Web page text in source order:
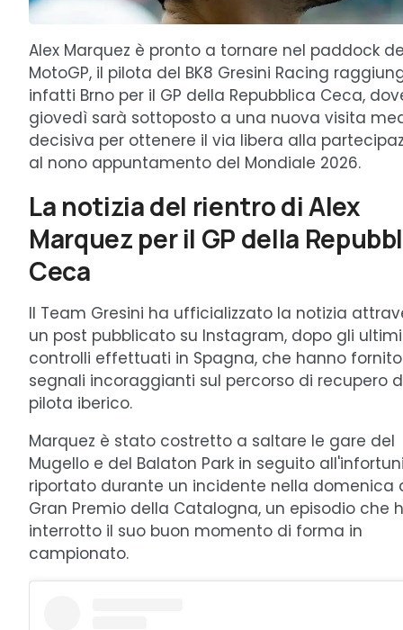
Alex Marquez è pronto a tornare nel paddock
MotoGP, il pilota del BK8 Gresini Racing
infatti Brno per il GP della Repubblica Ceca,
giovedì sarà sottoposto a una nuova visita
decisiva per ottenere il via libera alla
al nono appuntamento del Mondiale 2026.
La notizia del rientro di Alex
Marquez per il GP della
Ceca
Il Team Gresini ha ufficializzato la notizia
un post pubblicato su Instagram, dopo gli ultimi
controlli effettuati in Spagna, che hanno fornito
segnali incoraggianti sul percorso di recupero
pilota iberico.
Marquez è stato costretto a saltare le gare del
Mugello e del Balaton Park in seguito
riportato durante un incidente nella domenica
Gran Premio della Catalogna, un episodio che
interrotto il suo buon momento di forma in
campionato.